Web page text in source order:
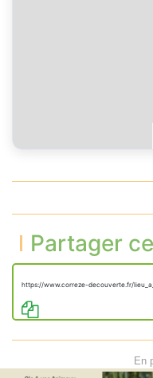
Partager
https://www.correze-decouverte.fr/
En